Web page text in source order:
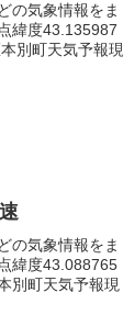
の気象情報をま
緯度43.135987
別町天気予報現
の気象情報をま
緯度43.088765
別町天気予報現